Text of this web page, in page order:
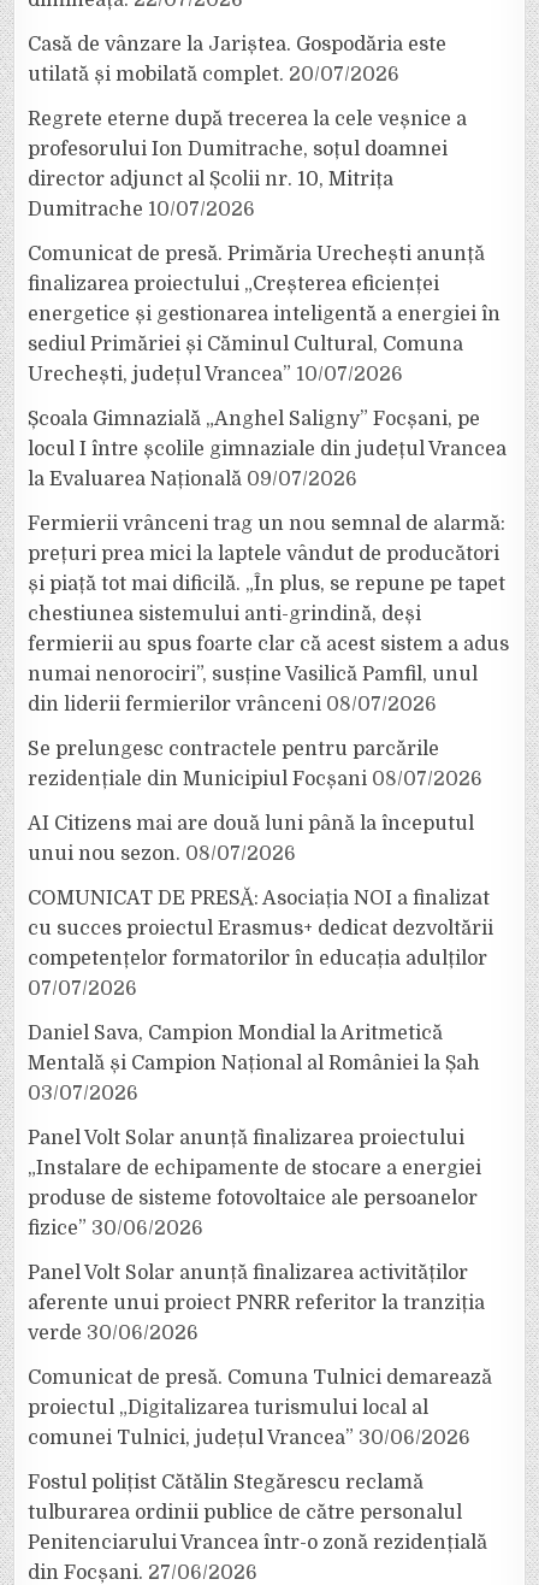
Casă de vânzare la Jariștea. Gospodăria este
utilată și mobilată complet. 20/07/2026
Regrete eterne după trecerea la cele veșnice a
profesorului Ion Dumitrache, soțul doamnei
director adjunct al Școlii nr. 10, Mitrița
Dumitrache 10/07/2026
Comunicat de presă. Primăria Urechești anunță
finalizarea proiectului „Creșterea eficienței
energetice și gestionarea inteligentă a energiei în
sediul Primăriei și Căminul Cultural, Comuna
Urechești, județul Vrancea” 10/07/2026
Școala Gimnazială „Anghel Saligny” Focșani, pe
locul I între școlile gimnaziale din județul Vrancea
la Evaluarea Națională 09/07/2026
Fermierii vrânceni trag un nou semnal de alarmă:
prețuri prea mici la laptele vândut de producători
și piață tot mai dificilă. „În plus, se repune pe tapet
chestiunea sistemului anti-grindină, deși
fermierii au spus foarte clar că acest sistem a adus
numai nenorociri”, susține Vasilică Pamfil, unul
din liderii fermierilor vrânceni 08/07/2026
Se prelungesc contractele pentru parcările
rezidențiale din Municipiul Focșani 08/07/2026
AI Citizens mai are două luni până la începutul
unui nou sezon. 08/07/2026
COMUNICAT DE PRESĂ: Asociația NOI a finalizat
cu succes proiectul Erasmus+ dedicat dezvoltării
competențelor formatorilor în educația adulților
07/07/2026
Daniel Sava, Campion Mondial la Aritmetică
Mentală și Campion Național al României la Șah
03/07/2026
Panel Volt Solar anunță finalizarea proiectului
„Instalare de echipamente de stocare a energiei
produse de sisteme fotovoltaice ale persoanelor
fizice” 30/06/2026
Panel Volt Solar anunță finalizarea activităților
aferente unui proiect PNRR referitor la tranziția
verde 30/06/2026
Comunicat de presă. Comuna Tulnici demarează
proiectul „Digitalizarea turismului local al
comunei Tulnici, județul Vrancea” 30/06/2026
Fostul polițist Cătălin Stegărescu reclamă
tulburarea ordinii publice de către personalul
Penitenciarului Vrancea într-o zonă rezidențială
din Focșani. 27/06/2026